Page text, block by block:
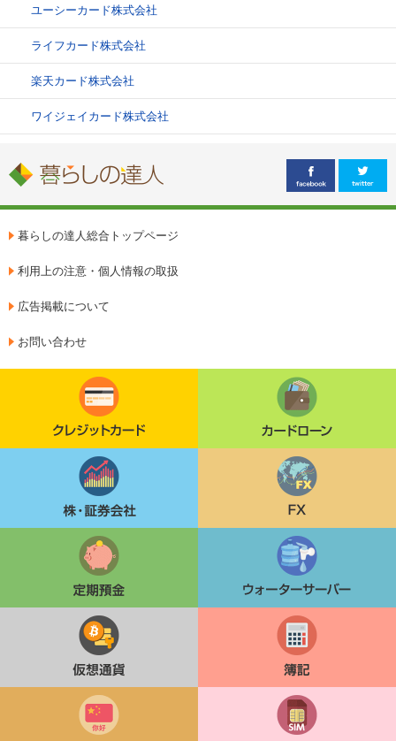
ユーシーカード株式会社
ライフカード株式会社
楽天カード株式会社
ワイジェイカード株式会社
暮らしの達人総合トップページ
利用上の注意・個人情報の取扱
広告掲載について
お問い合わせ
クレジットカード カードローン
株・証券会社 FX
定期貯金 ウォーターサーバー
仮想通貨 簿記
中国語検定 格安SIM